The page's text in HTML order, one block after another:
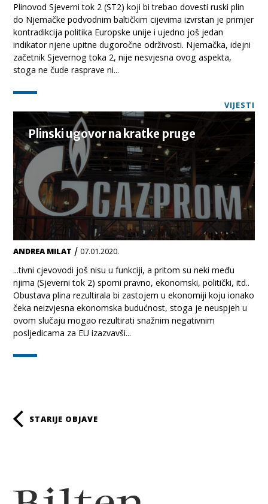
Plinovod Sjeverni tok 2 (ST2) koji bi trebao dovesti ruski plin
do Njemačke podvodnim baltičkim cijevima izvrstan je primjer
kontradikcija politika Europske unije i ujedno još jedan
indikator njene upitne dugoročne održivosti. Njemačka, idejni
začetnik Sjevernog toka 2, nije nesvjesna ovog aspekta,
stoga ne čude rasprave ni...
VIJESTI
Plinski ugovor na kratke pruge
ANDREA MILAT /07.01.2020.
...tivni cjevovodi još nisu u funkciji, a pritom su neki među
njima (Sjeverni tok 2) sporni pravno, ekonomski, politički, itd..
Obustava plina rezultirala bi zastojem u ekonomiji koju ionako
čeka neizvjesna ekonomska budućnost, stoga je neuspjeh u
ovom slučaju mogao rezultirati snažnim negativnim
posljedicama za EU izazvavši...
Paginacija
STARIJE OBJAVE